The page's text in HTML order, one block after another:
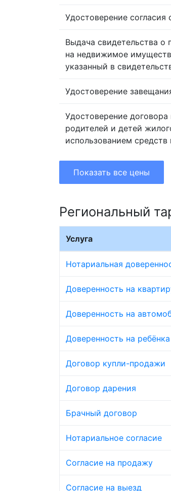
Удостоверение согласия
Выдача свидетельства о
на недвижимое
указанный в
Удостоверение
Удостоверение
родителей и детей
использованием средств
Показать все цены
Региональный
Услуга
Нотариальная
Доверенность на
Доверенность на
Доверенность на ребёнка
Договор купли-продажи
Договор дарения
Брачный договор
Нотариальное согласие
Согласие на продажу
Согласие на выезд